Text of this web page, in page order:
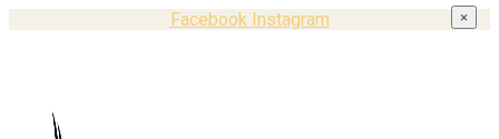
Facebook Instagram ×